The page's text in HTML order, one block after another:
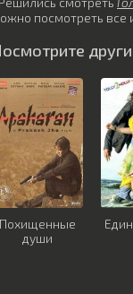
посмотреть все
Похищенные
души